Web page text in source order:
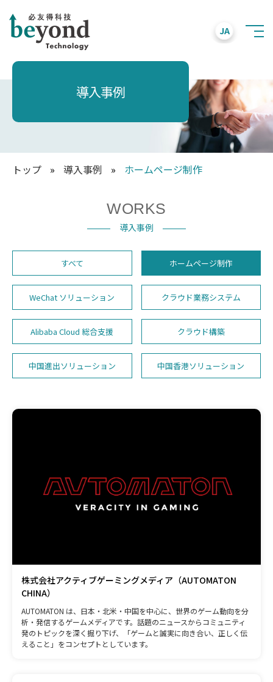
JA
導入事例
トップ » 導入事例 » ホームページ制作
WORKS
導入事例
すべて ホームページ制作
WeChat ソリューション クラウド業務システム
Alibaba Cloud 総合支援 クラウド構築
中国進出ソリューション 中国香港ソリューション
株式会社アクティブゲーミングメディア（AUTOMATON
CHINA）
AUTOMATON は、日本・北米・中国を中心に、世界のゲーム動向を分
析・発信するゲームメディアです。話題のニュースからコミュニティ
発のトピックを深く掘り下げ、「ゲームと誠実に向き合い、正しく伝
えること」をコンセプトとしています。